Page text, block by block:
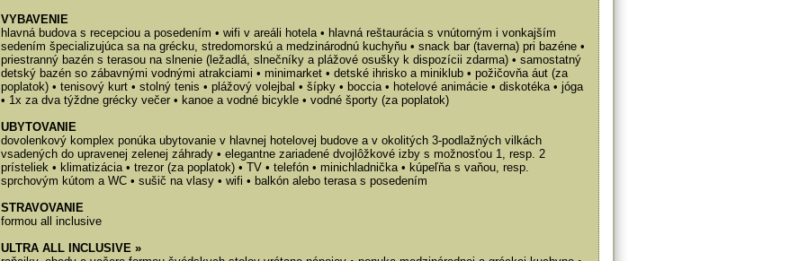
VYBAVENIE
hlavná budova s recepciou a posedením • wifi v areáli hotela • hlavná reštaurácia s vnútorným i vonkajším
sedením špecializujúca sa na grécku, stredomorskú a medzinárodnú kuchyňu • snack bar (taverna) pri bazéne •
priestranný bazén s terasou na slnenie (ležadlá, slnečníky a plážové osušky k dispozícii zdarma) • samostatný
detský bazén so zábavnými vodnými atrakciami • minimarket • detské ihrisko a miniklub • požičovňa áut (za
poplatok) • tenisový kurt • stolný tenis • plážový volejbal • šípky • boccia • hotelové animácie • diskotéka • jóga
• 1x za dva týždne grécky večer • kanoe a vodné bicykle • vodné športy (za poplatok)
UBYTOVANIE
dovolenkový komplex ponúka ubytovanie v hlavnej hotelovej budove a v okolitých 3-podlažných vilkách
vsadených do upravenej zelenej záhrady • elegantne zariadené dvojlôžkové izby s možnosťou 1, resp. 2
prísteliek • klimatizácia • trezor (za poplatok) • TV • telefón • minichladnička • kúpeľňa s vaňou, resp.
sprchovým kútom a WC • sušič na vlasy • wifi • balkón alebo terasa s posedením
STRAVOVANIE
formou all inclusive
ULTRA ALL INCLUSIVE »